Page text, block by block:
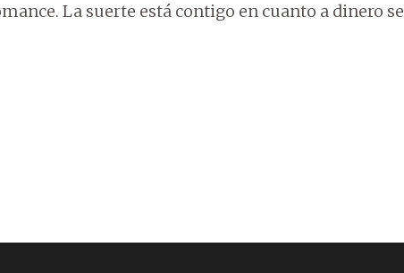
La suerte está contigo en cuanto a dinero se